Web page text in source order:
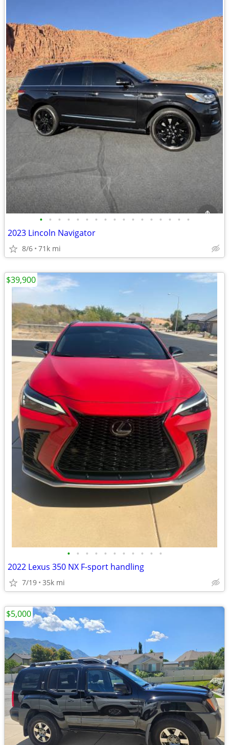
• • • • • • • • • • • • • • • • •
2023 Lincoln Navigator
8/6 71k mi
• • • • • • • • • • •
2022 Lexus 350 NX F-sport handling
7/19 35k mi
$39,900
$5,000